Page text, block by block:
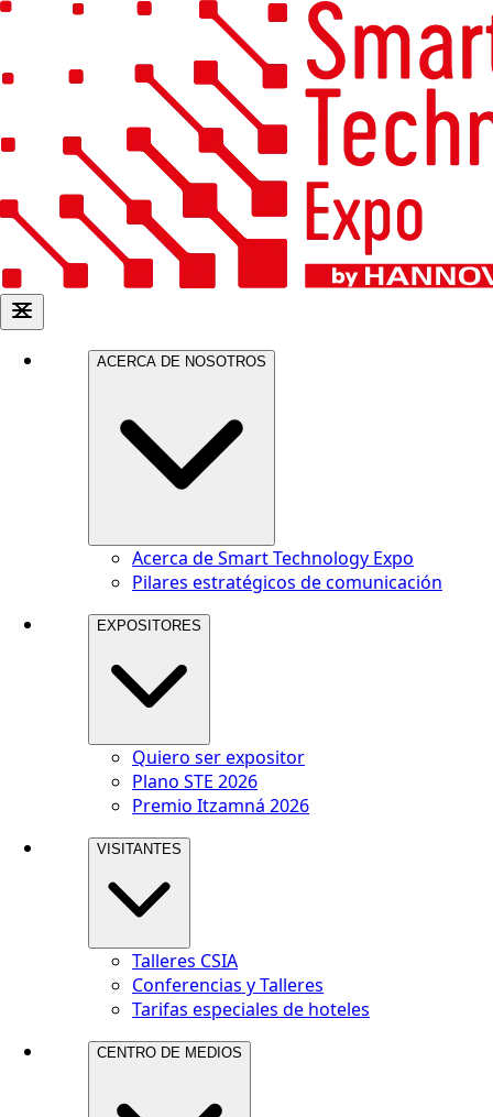
ACERCA DE NOSOTROS
Acerca de Smart Technology Expo
Pilares estratégicos de comunicación
EXPOSITORES
Quiero ser expositor
Plano STE 2026
Premio Itzamná 2026
VISITANTES
Talleres CSIA
Conferencias y Talleres
Tarifas especiales de hoteles
CENTRO DE MEDIOS